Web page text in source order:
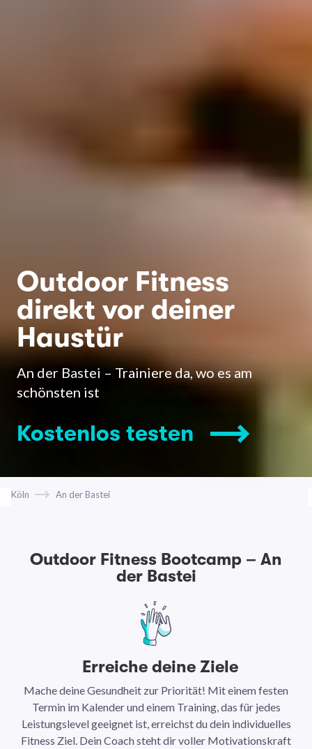
Outdoor Fitness
direkt vor deiner
Haustür
An der Bastei – Trainiere da, wo es am
schönsten ist
Kostenlos testen
Köln An der Bastei
Outdoor Fitness Bootcamp – An
der Bastei
Erreiche deine Ziele
Mache deine Gesundheit zur Priorität! Mit einem festen
Termin im Kalender und einem Training, das für jedes
Leistungslevel geeignet ist, erreichst du dein individuelles
Fitness Ziel. Dein Coach steht dir voller Motivationskraft